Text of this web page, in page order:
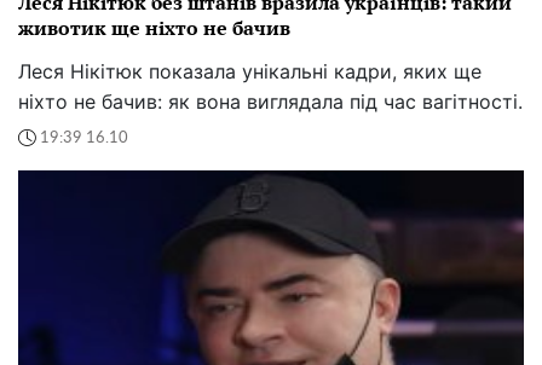
животик ще ніхто не бачив
Леся Нікітюк показала унікальні кадри, яких ще
ніхто не бачив: як вона виглядала під час вагітності.
19:39 16.10